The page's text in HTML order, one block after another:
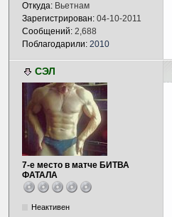
Откуда: Вьетнам
Зарегистрирован: 04-10-2011
Сообщений: 2,688
Поблагодарили: 2010
СЭЛ
7-е место в матче БИТВА
ФАТАЛА
Неактивен